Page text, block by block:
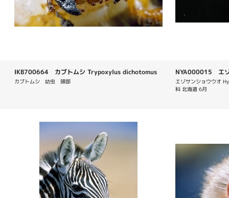
IKB700664 カブトムシ Trypoxylus dichotomus
カブトムシ　幼虫　頭部
NYA000015 エ
retardatus
エゾサンショウウオ
科 北海道 6月